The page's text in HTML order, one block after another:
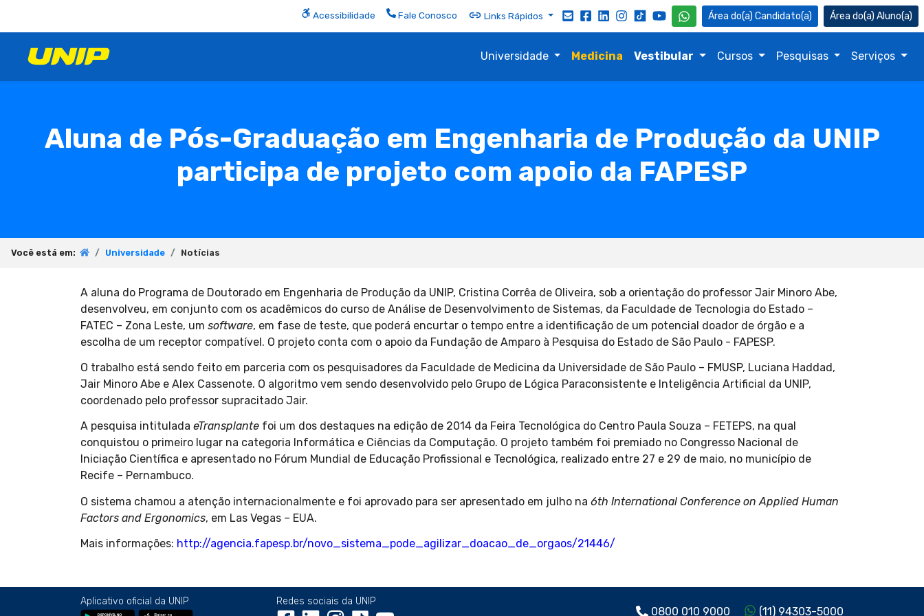
Acessibilidade Fale Conosco Links Rápidos Candidato(a) Aluno(a)
Universidade Medicina Vestibular Cursos Pesquisas Serviços
Aluna de Pós-Graduação em Engenharia de Produção da UNIP
participa de projeto com apoio da FAPESP
Você está em: Universidade Notícias
A aluna do Programa de Doutorado em Engenharia de Produção da UNIP, Cristina Corrêa de Oliveira, sob a orientação do professor Jair Minoro Abe,
desenvolveu, em conjunto com os acadêmicos do curso de Análise de Desenvolvimento de Sistemas, da Faculdade de Tecnologia do Estado –
FATEC – Zona Leste, um software, em fase de teste, que poderá encurtar o tempo entre a identificação de um potencial doador de órgão e a
escolha de um receptor compatível. O projeto conta com o apoio da Fundação de Amparo à Pesquisa do Estado de São Paulo - FAPESP.
O trabalho está sendo feito em parceria com os pesquisadores da Faculdade de Medicina da Universidade de São Paulo – FMUSP, Luciana Haddad,
Jair Minoro Abe e Alex Cassenote. O algoritmo vem sendo desenvolvido pelo Grupo de Lógica Paraconsistente e Inteligência Artificial da UNIP,
coordenado pelo professor supracitado Jair.
A pesquisa intitulada eTransplante foi um dos destaques na edição de 2014 da Feira Tecnológica do Centro Paula Souza – FETEPS, na qual
conquistou o primeiro lugar na categoria Informática e Ciências da Computação. O projeto também foi premiado no Congresso Nacional de
Iniciação Científica e apresentado no Fórum Mundial de Educação Profissional e Tecnológica, realizado entre 27 e 29 de maio, no município de
Recife – Pernambuco.
O sistema chamou a atenção internacionalmente e foi aprovado para ser apresentado em julho na 6th International Conference on Applied Human
Factors and Ergonomics, em Las Vegas – EUA.
Mais informações: http://agencia.fapesp.br/novo_sistema_pode_agilizar_doacao_de_orgaos/21446/
Aplicativo oficial da UNIP Redes sociais da UNIP
0800 010 9000 (11) 94303-5000